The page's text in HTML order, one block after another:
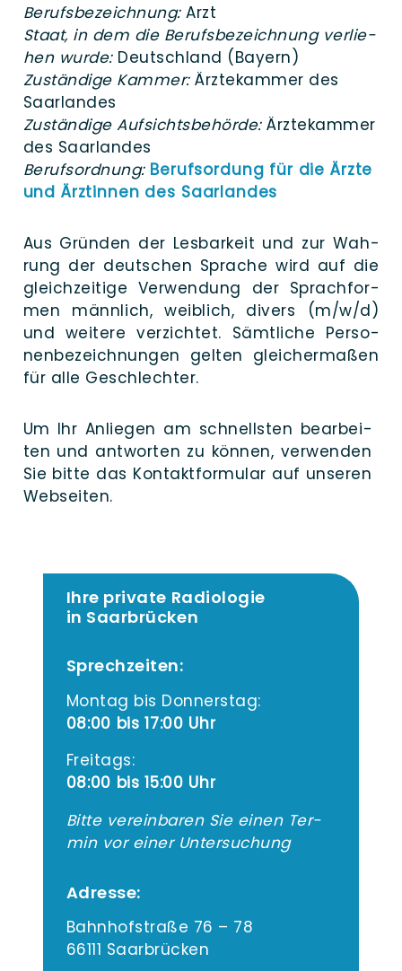
Berufs­be­zeich­nung:Arzt
Staat, in dem die Berufs­be­zeich­nung ver­lie­
hen wur­de:Deutsch­land (Bay­ern)
Zustän­di­ge Kam­mer:Ärz­te­kam­mer des
Saarlandes
Zustän­di­ge Auf­sichts­be­hör­de:Ärz­te­kam­mer
des Saarlandes
Berufs­ord­nung: Berufs­or­dung für die Ärz­te
und Ärz­tin­nen des Saarlandes
Aus Grün­den der Les­bar­keit und zur Wah­
rung der deut­schen Spra­che wird auf die
gleich­zei­ti­ge Ver­wen­dung der Sprach­for­
men männ­lich, weib­lich, divers (m/w/d)
und wei­te­re ver­zich­tet. Sämt­li­che Per­so­
nen­be­zeich­nun­gen gel­ten glei­cher­ma­ßen
für alle Geschlechter.
Um Ihr Anlie­gen am schnells­ten bear­bei­
ten und ant­wor­ten zu kön­nen, ver­wen­den
Sie bit­te das Kon­takt­for­mu­lar auf unse­ren
Webseiten.
Ihre private Radiologie
in Saarbrücken
Sprechzeiten:
Mon­tag bis Donnerstag:
08:00 bis 17:00 Uhr
Frei­tags:
08:00 bis 15:00 Uhr
Bit­te ver­ein­ba­ren Sie einen Ter­
min vor einer Untersuchung
Adresse:
Bahn­hof­stra­ße 76 – 78
66111 Saarbrücken